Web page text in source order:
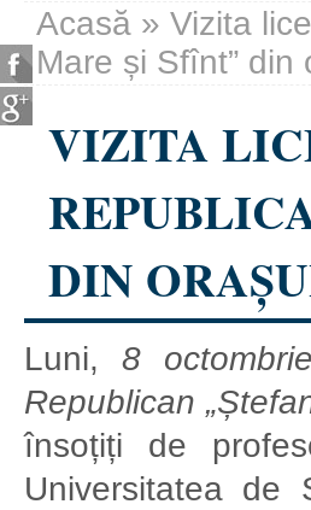
Eşti aici
Acasă » Vizita
Mare și Sfînt”
VIZITA
DIN
Luni, 8
Republican
însoțiți de
Universitatea de